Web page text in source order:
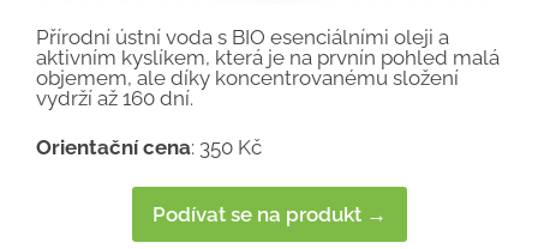
Přírodní ústní voda s BIO esenciálními oleji a
aktivním kyslíkem, která je na prvnín pohled malá
objemem, ale díky koncentrovanému složení
vydrží až 160 dní.
Orientační cena: 350 Kč
Podívat se na produkt →